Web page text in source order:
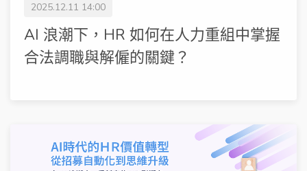
2025.12.11 14:00
AI 浪潮下，HR 如何在人力重組中掌握
合法調職與解僱的關鍵？